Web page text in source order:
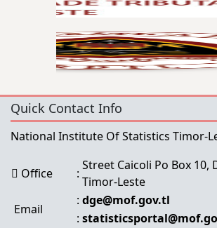
Quick Contact Info
National Institute Of Statistics Timor-
Office :
Street Caicoli Po Box 10,
Timor-Leste
Email
: dge@mof.gov.tl
: